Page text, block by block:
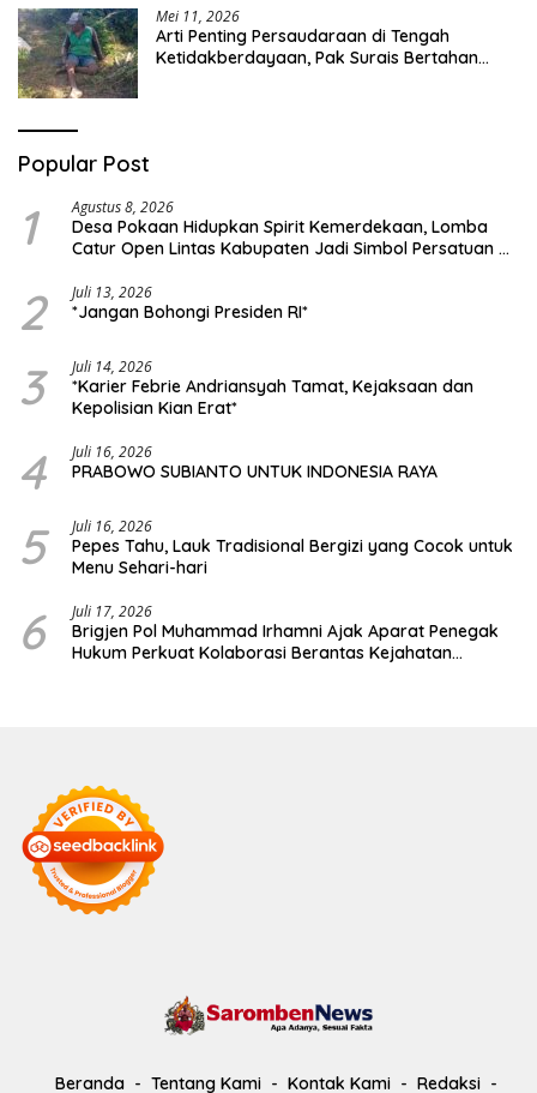
Mei 11, 2026
Arti Penting Persaudaraan di Tengah
Ketidakberdayaan, Pak Surais Bertahan
Popular Post
1 Agustus 8, 2026
Desa Pokaan Hidupkan Spirit Kemerdekaan, Lomba
Catur Open Lintas Kabupaten Jadi Simbol Persatuan di
2 Juli 13, 2026
*Jangan Bohongi Presiden RI*
3 Juli 14, 2026
*Karier Febrie Andriansyah Tamat, Kejaksaan dan
Kepolisian Kian Erat*
4 Juli 16, 2026
PRABOWO SUBIANTO UNTUK INDONESIA RAYA
5 Juli 16, 2026
Pepes Tahu, Lauk Tradisional Bergizi yang Cocok untuk
Menu Sehari-hari
6 Juli 17, 2026
Brigjen Pol Muhammad Irhamni Ajak Aparat Penegak
Hukum Perkuat Kolaborasi Berantas Kejahatan
Beranda Tentang Kami Kontak Kami Redaksi